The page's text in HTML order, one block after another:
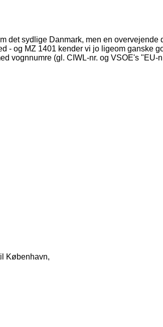
det sydlige Danmark, men en
- og MZ 1401 kender vi jo ligeom ganske
vognnumre (gl. CIWL-nr. og VSOE's "EU-
København,